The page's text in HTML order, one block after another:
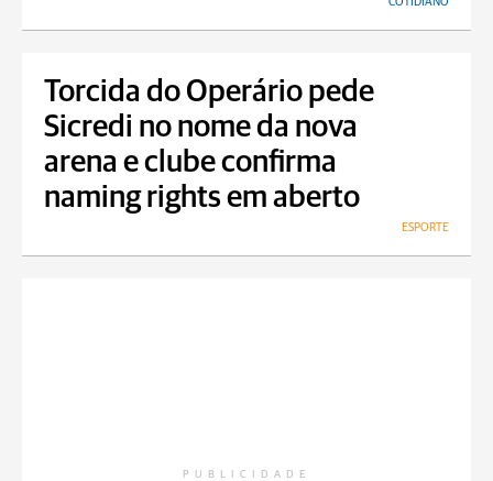
Torcida do Operário pede
Sicredi no nome da nova
arena e clube confirma
naming rights em aberto
ESPORTE
PUBLICIDADE